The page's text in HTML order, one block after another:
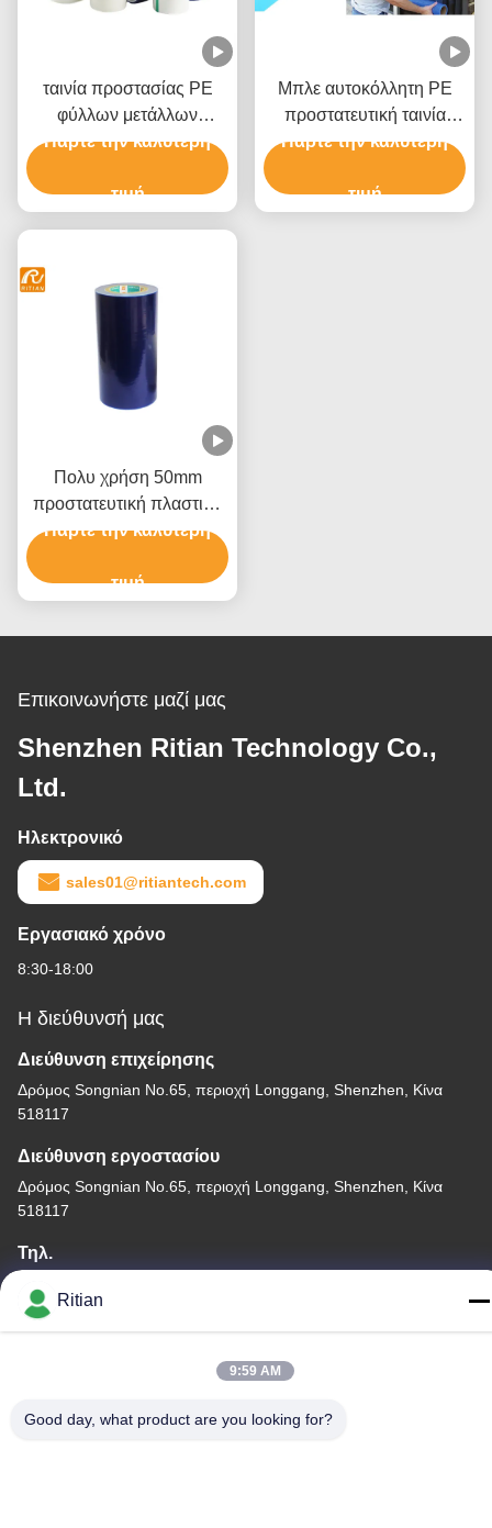
ταινία προστασίας PE
φύλλων μετάλλων
0.05mm μπλε για τη
αργιλίου
Πάρτε την καλύτερη
τιμή
Μπλε αυτοκόλλητη PE
προστατευτική ταινία
παραθύρων ταινιών
Πάρτε την καλύτερη
τιμή
Πολυ χρήση 50mm
προστατευτική πλαστική
ταινία για το τύλιγμα
Πάρτε την καλύτερη
τιμή
Επικοινωνήστε μαζί μας
Shenzhen Ritian Technology Co.,
Ltd.
Ηλεκτρονικό
sales01@ritiantech.com
Εργασιακό χρόνο
8:30-18:00
Η διεύθυνσή μας
Διεύθυνση επιχείρησης
Δρόμος Songnian No.65, περιοχή Longgang, Shenzhen, Κίνα
518117
Διεύθυνση εργοστασίου
Δρόμος Songnian No.65, περιοχή Longgang, Shenzhen, Κίνα
518117
Τηλ.
Καλή ποιότητα της Κίνας ΠΡΟΣΤΑΤΕΥΤΙΚΗ ΤΑΙΝΙΑ PE
Ritian
9:59 AM
Good day, what product are you looking for?